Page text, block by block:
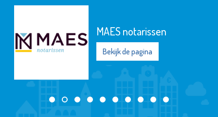
MAES notarissen
Bekijk de pagina